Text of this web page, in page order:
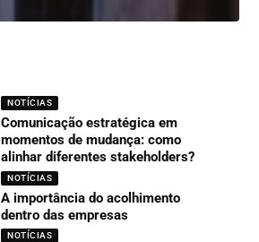
NOTÍCIAS
Comunicação estratégica em
momentos de mudança: como
alinhar diferentes stakeholders?
NOTÍCIAS
A importância do acolhimento
dentro das empresas
NOTÍCIAS